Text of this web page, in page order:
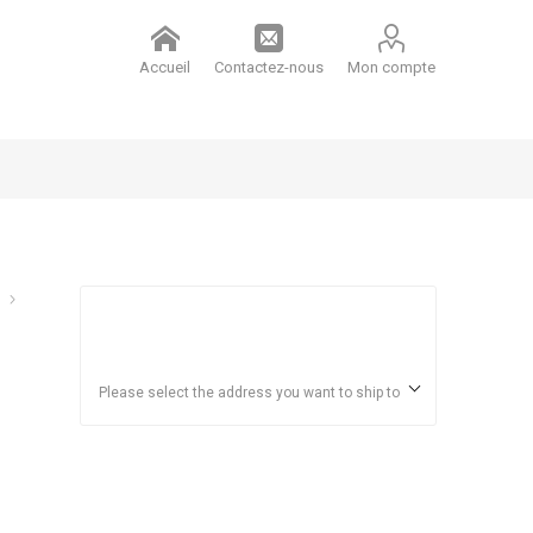
Accueil Contactez-nous Mon compte
Please select the address you want to ship to